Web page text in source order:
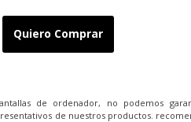
Quiero Comprar
de ordenador, no podemos
de nuestros productos.